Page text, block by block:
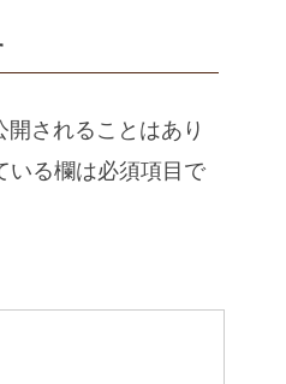
開されることはあり
いる欄は必須項目で